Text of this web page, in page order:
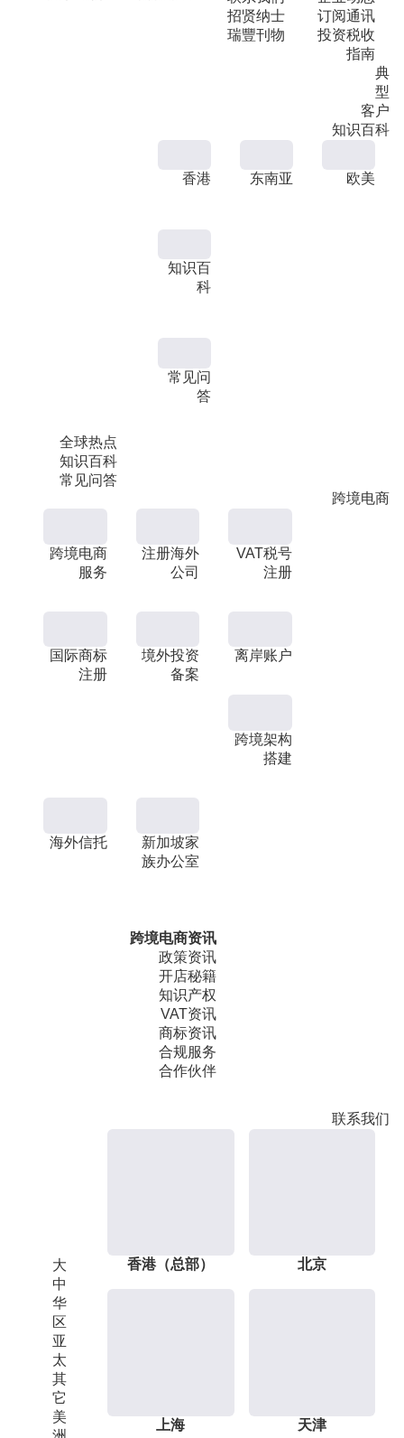
招贤纳士
瑞豐刊物
订阅通讯
投资税收
指南
典
型
客户
知识百科
全球热点
知识百科
常见问答
香港 东南亚 欧美
知识百
科
常见问
答
跨境电商
跨境电商
服务
注册海外
公司
VAT税号
注册
国际商标
注册
境外投资
备案
离岸账户
跨境架构
搭建
海外信托
新加坡家
族办公室
跨境电商资讯
政策资讯
开店秘籍
知识产权
VAT资讯
商标资讯
合规服务
合作伙伴
联系我们
大
中
华
区
亚
太
其
它
美
香港（总部） 北京
上海 天津